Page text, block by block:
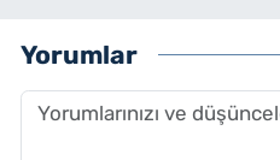
Yorumlar